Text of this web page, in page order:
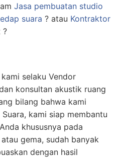
Jasa pembuatan studio
suara ? atau Kontraktor
?
selaku Vendor
konsultan akustik ruang
bilang bahwa kami
kami siap membantu
khususnya pada
gema, sudah banyak
dengan hasil